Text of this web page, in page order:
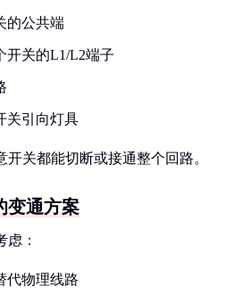
的公共端
开关的L1/L2端子
关引向灯具
关都能切断或接通整个回路。
变通方案
：
代物理线路